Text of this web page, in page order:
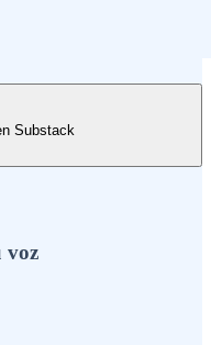
Substack
voz